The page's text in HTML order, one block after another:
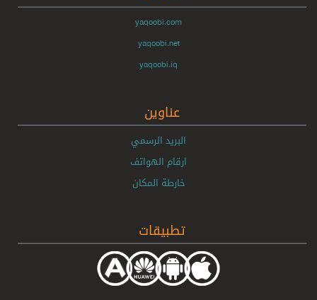
yaqoobi.com
yaqoobi.net
yaqoobi.iq
عناوين
البريد الرسمي
ارقام الهواتف
خارطة المكان
تطبيقات